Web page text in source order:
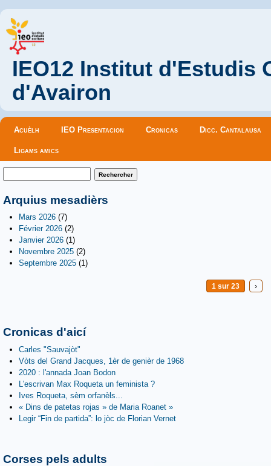
IEO12 Institut d'Estudis
d'Avairon
Menu principal
Acuèlh IEO Presentacion Cronicas Dicc. Cantalausa
Ligams amics
Formulaire de recherche
Arquius mesadièrs
Mars 2026 (7)
Février 2026 (2)
Janvier 2026 (1)
Novembre 2025 (2)
Septembre 2025 (1)
1 sur 23 ›
Cronicas d'aicí
Carles "Sauvajòt"
Vòts del Grand Jacques, 1èr de genièr de 1968
2020 : l'annada Joan Bodon
L'escrivan Max Roqueta un feminista ?
Ives Roqueta, sèm orfanèls...
« Dins de patetas rojas » de Maria Roanet »
Legir “Fin de partida”: lo jòc de Florian Vernet
Corses pels adults